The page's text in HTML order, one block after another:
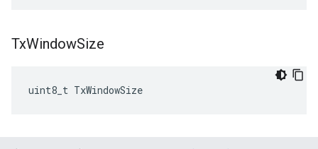
TxWindowSize
uint8_t TxWindowSize